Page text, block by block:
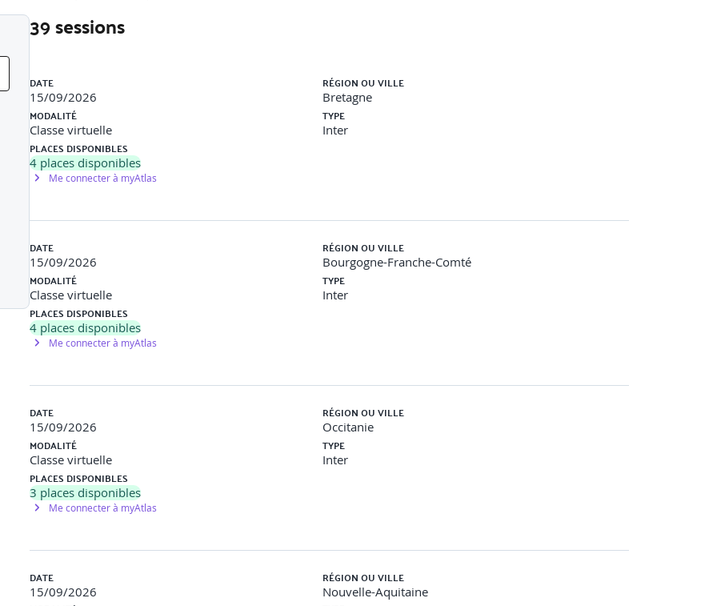
annuel d’évaluation et l’entretien de parcours professionnel
à transmettre
de parcours professionnel
et le questionnement
d’évolution professionnelle et les besoins en accompagnement (adaptation du poste, développement...)
et de professionnalisation (CPF, plan de développement des compétences…)
39 sessions
DATE
15/09/2026
RÉGION OU VILLE
Bretagne
MODALITÉ
Classe virtuelle
TYPE
Inter
PLACES DISPONIBLES
4 places disponibles
Me connecter à myAtlas
DATE
15/09/2026
RÉGION OU VILLE
Bourgogne-Franche-Comté
MODALITÉ
Classe virtuelle
TYPE
Inter
PLACES DISPONIBLES
4 places disponibles
Me connecter à myAtlas
DATE
15/09/2026
RÉGION OU VILLE
Occitanie
MODALITÉ
Classe virtuelle
TYPE
Inter
PLACES DISPONIBLES
3 places disponibles
Me connecter à myAtlas
DATE
15/09/2026
RÉGION OU VILLE
Nouvelle-Aquitaine